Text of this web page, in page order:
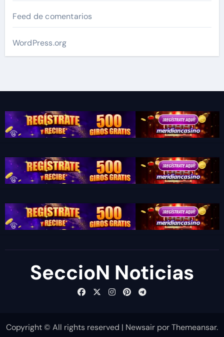
Feed de comentarios
WordPress.org
SeccioN Noticias
Copyright © All rights reserved | Newsair porThemeansar.